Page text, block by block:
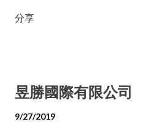
分享
昱勝國際有限公司
9/27/2019